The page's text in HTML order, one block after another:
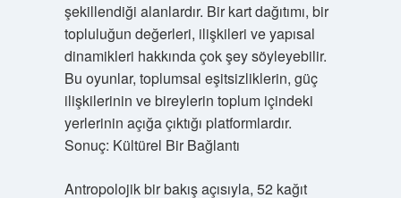
şekillendiği alanlardır. Bir kart dağıtımı, bir
topluluğun değerleri, ilişkileri ve yapısal
dinamikleri hakkında çok şey söyleyebilir.
Bu oyunlar, toplumsal eşitsizliklerin, güç
ilişkilerinin ve bireylerin toplum içindeki
yerlerinin açığa çıktığı platformlardır.
Sonuç: Kültürel Bir Bağlantı
Antropolojik bir bakış açısıyla, 52 kağıt